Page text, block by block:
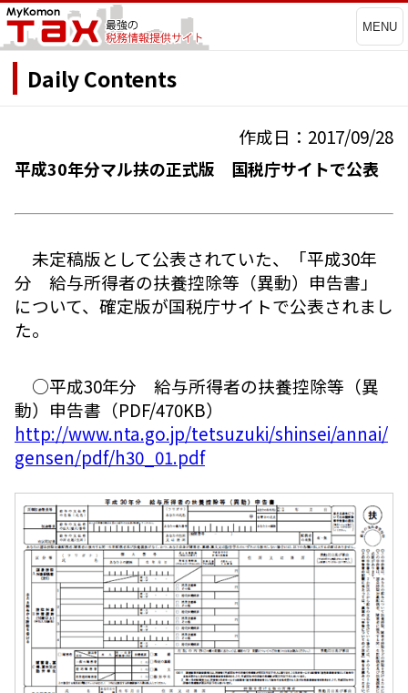
MENU
Daily Contents
作成日：2017/09/28
平成30年分マル扶の正式版 国税庁サイトで公表
未定稿版として公表されていた、「平成30年
分 給与所得者の扶養控除等（異動）申告書」
について、確定版が国税庁サイトで公表されまし
た。
○平成30年分 給与所得者の扶養控除等（異
動）申告書（PDF/470KB）
http://www.nta.go.jp/tetsuzuki/shinsei/annai/
gensen/pdf/h30_01.pdf